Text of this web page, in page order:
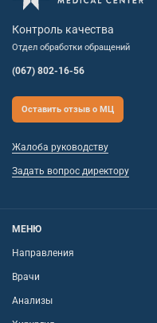
Контроль качества
Отдел обработки обращений
(067) 802-16-56
Оставить отзыв о МЦ
Жалоба руководству
Задать вопрос директору
МЕНЮ
Направления
Врачи
Анализы